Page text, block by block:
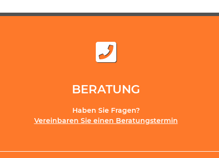
BERATUNG
Haben Sie Fragen?
Vereinbaren Sie einen Beratungstermin